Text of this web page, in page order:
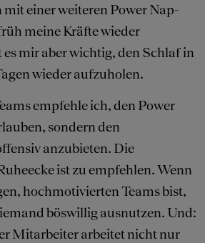
einer weiteren Power Nap-
meine Kräfte wieder
mir aber wichtig, den Schlaf in
wieder aufzuholen.
empfehle ich, den Power
sondern den
anzubieten. Die
ist zu empfehlen. Wenn
hochmotivierten Teams bist,
böswillig ausnutzen. Und:
Mitarbeiter arbeitet nicht nur